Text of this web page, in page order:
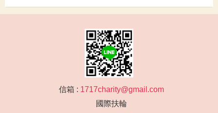
信箱 : 1717charity@gmail.com
國際扶輪